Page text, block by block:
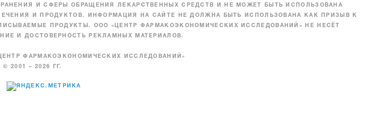
И СФЕРЫ ОБРАЩЕНИЯ ЛЕКАРСТВЕННЫХ СРЕДСТВ И НЕ МОЖЕТ БЫТЬ ИСПОЛЬЗОВАНА
И ПРОДУКТОВ. ИНФОРМАЦИЯ НА САЙТЕ НЕ ДОЛЖНА БЫТЬ ИСПОЛЬЗОВАНА КАК ПРИЗЫВ К
ПРОДУКТЫ. ООО «ЦЕНТР ФАРМАКОЭКОНОМИЧЕСКИХ ИССЛЕДОВАНИЙ» НЕ НЕСЁТ
И ДОСТОВЕРНОСТЬ РЕКЛАМНЫХ МАТЕРИАЛОВ.
ФАРМАКОЭКОНОМИЧЕСКИХ ИССЛЕДОВАНИЙ»
© 2001 – 2026 ГГ.